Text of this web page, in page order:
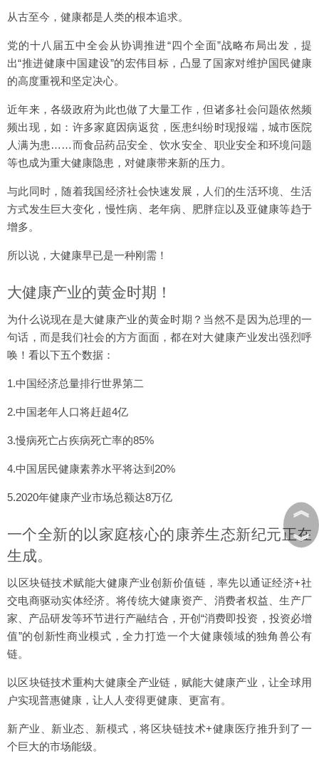
从古至今，健康都是人类的根本追求。
党的十八届五中全会从协调推进“四个全面”战略布局出发，提
出“推进健康中国建设”的宏伟目标，凸显了国家对维护国民健康
的高度重视和坚定决心。
近年来，各级政府为此也做了大量工作，但诸多社会问题依然频
频出现，如：许多家庭因病返贫，医患纠纷时现报端，城市医院
人满为患……而食品药品安全、饮水安全、职业安全和环境问题
等也成为重大健康隐患，对健康带来新的压力。
与此同时，随着我国经济社会快速发展，人们的生活环境、生活
方式发生巨大变化，慢性病、老年病、肥胖症以及亚健康等趋于
增多。
所以说，大健康早已是一种刚需！
大健康产业的黄金时期！
为什么说现在是大健康产业的黄金时期？当然不是因为总理的一
句话，而是我们社会的方方面面，都在对大健康产业发出强烈呼
唤！看以下五个数据：
1.中国经济总量排行世界第二
2.中国老年人口将赶超4亿
3.慢病死亡占疾病死亡率的85%
4.中国居民健康素养水平将达到20%
5.2020年健康产业市场总额达8万亿
一个全新的以家庭核心的康养生态新纪元正在
生成。
以区块链技术赋能大健康产业创新价值链，率先以通证经济+社
交电商驱动实体经济。将传统大健康资产、消费者权益、生产厂
家、产品研发等环节进行产融结合，开创“消费即投资，投资必增
值”的创新性商业模式，全力打造一个大健康领域的独角兽公有
链。
以区块链技术重构大健康全产业链，赋能大健康产业，让全球用
户实现普惠健康，让人人变得更健康、更富有。
新产业、新业态、新模式，将区块链技术+健康医疗推升到了一
个巨大的市场能级。
︽
︾